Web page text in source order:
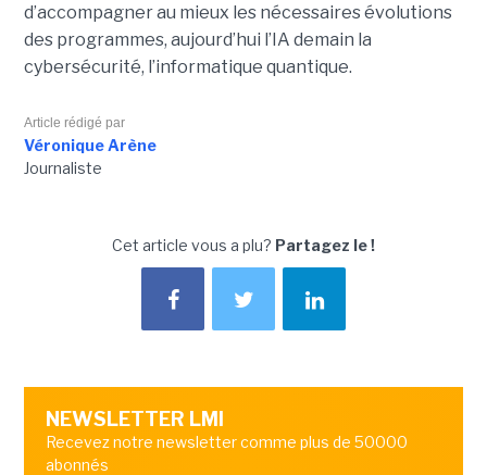
d’accompagner au mieux les nécessaires évolutions
des programmes, aujourd’hui l’IA demain la
cybersécurité, l’informatique quantique.
Article rédigé par
Véronique Arène
Journaliste
Cet article vous a plu? Partagez le !
NEWSLETTER LMI
Recevez notre newsletter comme plus de 50000
abonnés